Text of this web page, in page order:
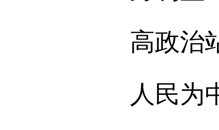
高政治
人民为